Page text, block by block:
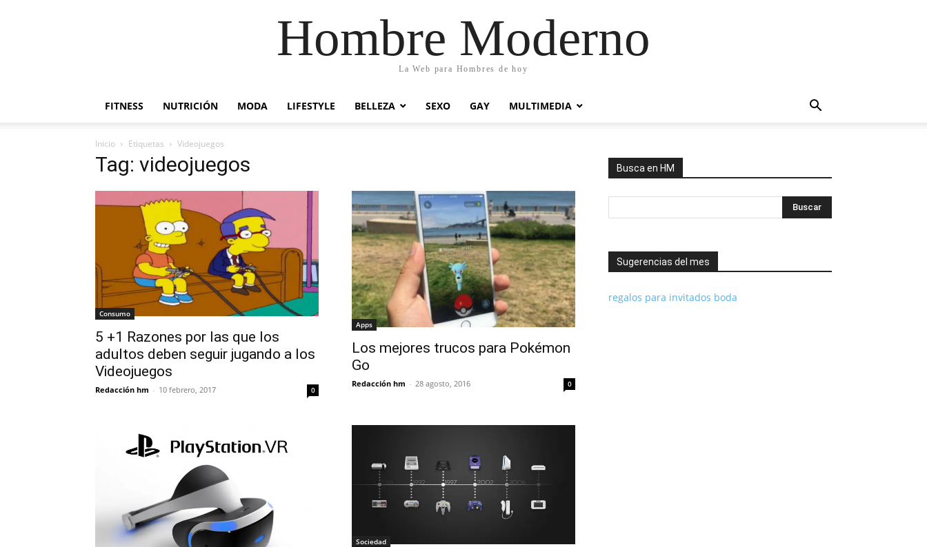
Hombre Moderno
La Web para Hombres de hoy
FITNESS NUTRICIÓN MODA LIFESTYLE BELLEZA SEXO GAY MULTIMEDIA
Inicio Etiquetas Videojuegos
Tag: videojuegos
Consumo
5 +1 Razones por las que los
adultos deben seguir jugando a los
Videojuegos
Redacción hm - 10 febrero, 2017 0
Apps
Los mejores trucos para Pokémon
Go
Redacción hm - 28 agosto, 2016 0
Sociedad
Busca en HM
Sugerencias del mes
regalos para invitados boda